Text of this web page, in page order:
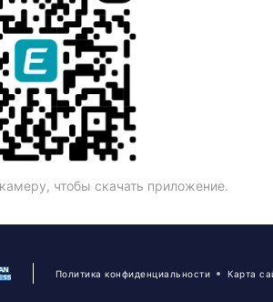
чтобы скачать приложение.
Политика конфиденциальности Карта